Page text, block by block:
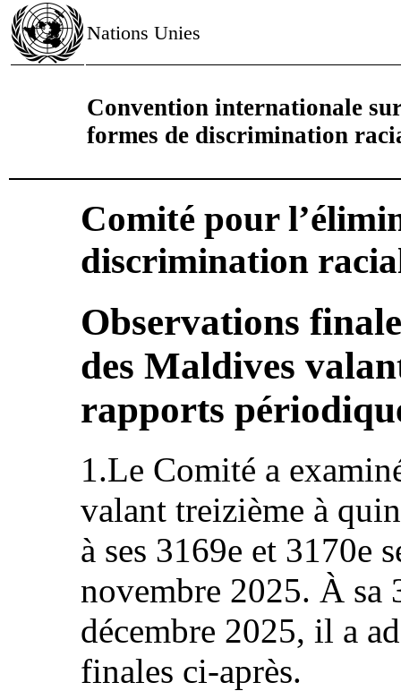
Nations Unies
Convention internationale
formes de discrimination
Comité pour
discrimination
Observations
des Maldives
rapports
1.Le Comité a
valant treizième à
à ses 3169e et 3170e
novembre 2025. À sa
décembre 2025, il a
finales ci-après.